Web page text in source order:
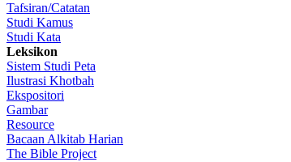
Tafsiran/Catatan
Studi Kamus
Studi Kata
Leksikon
Sistem Studi Peta
Ilustrasi Khotbah
Ekspositori
Gambar
Resource
Bacaan Alkitab Harian
The Bible Project